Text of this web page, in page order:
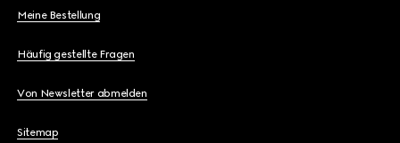
Meine Bestellung
Häufig gestellte Fragen
Von Newsletter abmelden
Sitemap